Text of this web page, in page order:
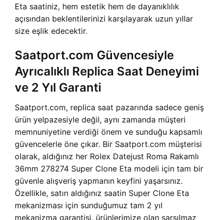
Eta saatiniz, hem estetik hem de dayanıklılık
açısından beklentilerinizi karşılayarak uzun yıllar
size eşlik edecektir.
Saatport.com Güvencesiyle
Ayrıcalıklı Replica Saat Deneyimi
ve 2 Yıl Garanti
Saatport.com, replica saat pazarında sadece geniş
ürün yelpazesiyle değil, aynı zamanda müşteri
memnuniyetine verdiği önem ve sunduğu kapsamlı
güvencelerle öne çıkar. Bir Saatport.com müşterisi
olarak, aldığınız her Rolex Datejust Roma Rakamlı
36mm 278274 Super Clone Eta modeli için tam bir
güvenle alışveriş yapmanın keyfini yaşarsınız.
Özellikle, satın aldığınız saatin Super Clone Eta
mekanizması için sunduğumuz tam 2 yıl
mekanizma garantisi, ürünlerimize olan sarsılmaz